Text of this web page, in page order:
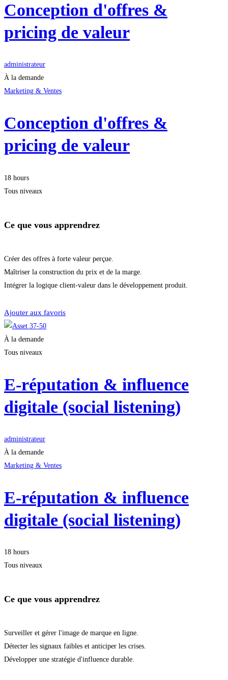
Conception d'offres &
pricing de valeur
administrateur
À la demande
Marketing & Ventes
Conception d'offres &
pricing de valeur
18 hours
Tous niveaux
Ce que vous apprendrez
Créer des offres à forte valeur perçue.
Maîtriser la construction du prix et de la marge.
Intégrer la logique client-valeur dans le développement produit.
Ajouter aux favoris
À la demande
Tous niveaux
E-réputation & influence
digitale (social listening)
administrateur
À la demande
Marketing & Ventes
E-réputation & influence
digitale (social listening)
18 hours
Tous niveaux
Ce que vous apprendrez
Surveiller et gérer l'image de marque en ligne.
Détecter les signaux faibles et anticiper les crises.
Développer une stratégie d'influence durable.